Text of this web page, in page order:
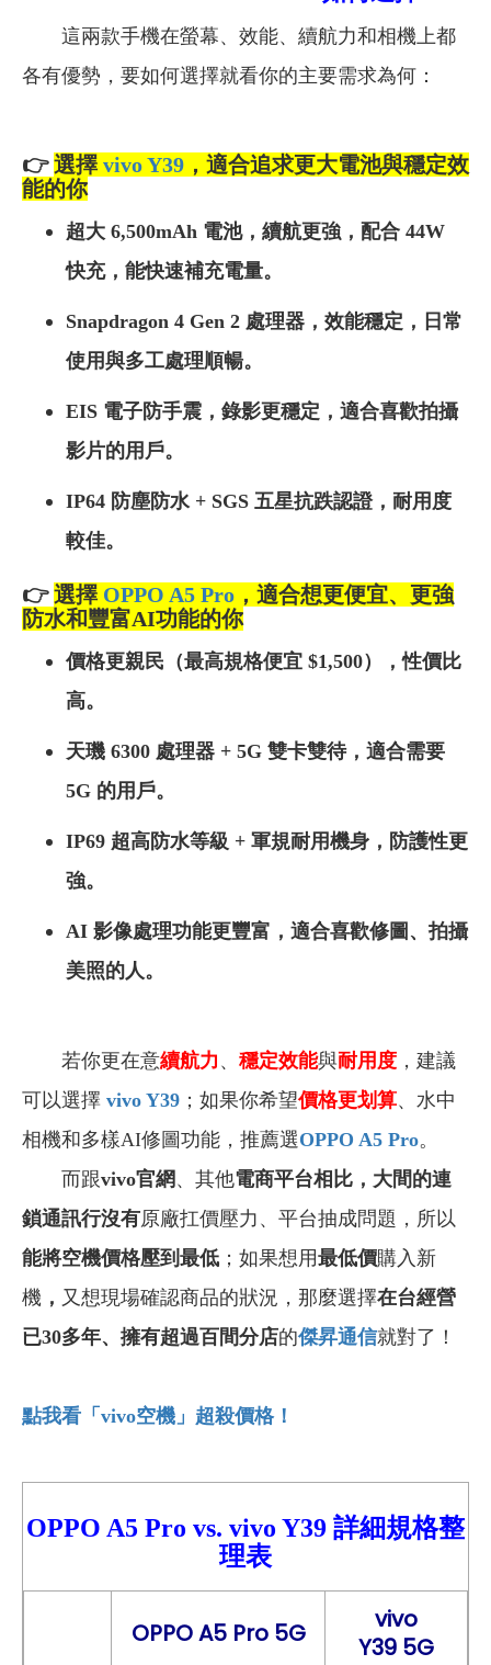
這兩款手機在螢幕、效能、續航力和相機上都
各有優勢，要如何選擇就看你的主要需求為何：
👉 選擇 vivo Y39 ，適合追求更大電池與穩定效
能的你
超大 6,500mAh 電池，續航更強，配合 44W
快充，能快速補充電量。
Snapdragon 4 Gen 2 處理器，效能穩定，日常
使用與多工處理順暢。
EIS 電子防手震，錄影更穩定，適合喜歡拍攝
影片的用戶。
IP64 防塵防水 + SGS 五星抗跌認證，耐用度
較佳。
👉 選擇 OPPO A5 Pro ，適合想更便宜、更強
防水和豐富AI功能的你
價格更親民（最高規格便宜 $1,500），性價比
高。
天璣 6300 處理器 + 5G 雙卡雙待，適合需要
5G 的用戶。
IP69 超高防水等級 + 軍規耐用機身，防護性更
強。
AI 影像處理功能更豐富，適合喜歡修圖、拍攝
美照的人。
若你更在意續航力 、 穩定效能與耐用度 ，建議
可以選擇 vivo Y39 ；如果你希望價格更划算、水中
相機和多樣AI修圖功能，推薦選OPPO A5 Pro。
而跟vivo官網 、其他電商平台相比，大間的連
鎖通訊行沒有原廠扛價壓力、平台抽成問題，所以
能將空機價格壓到最低 ；如果想用最低價購入新
機 ， 又想現場確認商品的狀況，那麼選擇在台經營
已30多年、擁有超過百間分店的傑昇通信就對了！
點我看「vivo空機」超殺價格！
OPPO A5 Pro vs. vivo Y39 詳細規格整
理表
OPPO A5 Pro 5G
vivo
Y39 5G